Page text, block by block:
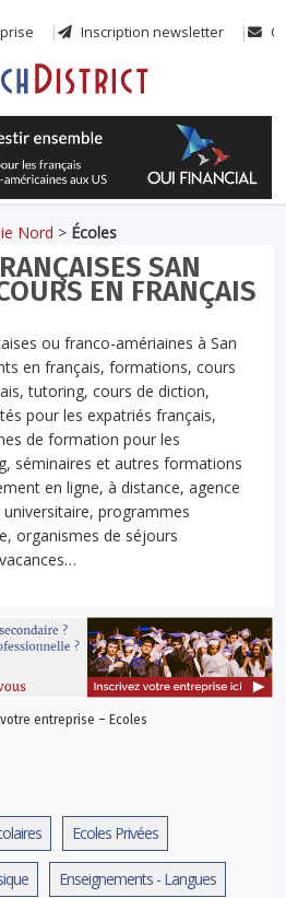
Inscription newsletter
Nord > Écoles
SAN
EN FRANÇAIS
ou franco-amériaines à San
en français, formations, cours
tutoring, cours de diction,
pour les expatriés français,
de formation pour les
séminaires et autres formations
en ligne, à distance, agence
programmes
organismes de séjours
entreprise – Ecoles
Ecoles Privées
Enseignements - Langues